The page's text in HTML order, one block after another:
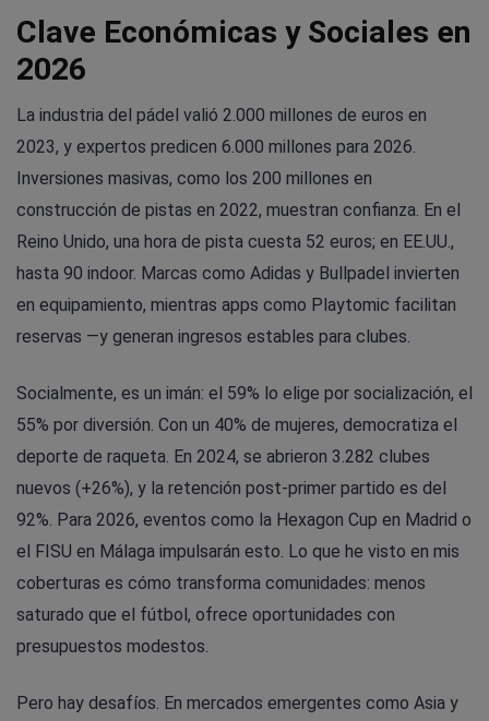
Clave Económicas y Sociales en
2026
La industria del pádel valió 2.000 millones de euros en
2023, y expertos predicen 6.000 millones para 2026.
Inversiones masivas, como los 200 millones en
construcción de pistas en 2022, muestran confianza. En el
Reino Unido, una hora de pista cuesta 52 euros; en EE.UU.,
hasta 90 indoor. Marcas como Adidas y Bullpadel invierten
en equipamiento, mientras apps como Playtomic facilitan
reservas —y generan ingresos estables para clubes.
Socialmente, es un imán: el 59% lo elige por socialización, el
55% por diversión. Con un 40% de mujeres, democratiza el
deporte de raqueta. En 2024, se abrieron 3.282 clubes
nuevos (+26%), y la retención post-primer partido es del
92%. Para 2026, eventos como la Hexagon Cup en Madrid o
el FISU en Málaga impulsarán esto. Lo que he visto en mis
coberturas es cómo transforma comunidades: menos
saturado que el fútbol, ofrece oportunidades con
presupuestos modestos.
Pero hay desafíos. En mercados emergentes como Asia y